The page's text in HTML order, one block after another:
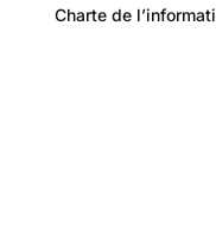
Charte de